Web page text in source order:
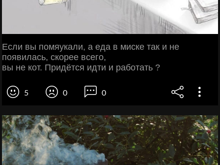
Если вы помяукали, а еда в миске так и не
появилась, скорее всего,
вы не кот. Придётся идти и работать ?
5 0 0